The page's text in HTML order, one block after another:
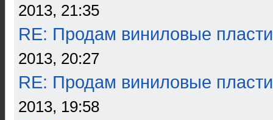
2013, 21:35
RE: Продам виниловые
2013, 20:27
RE: Продам виниловые
2013, 19:58